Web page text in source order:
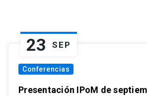
23 SEP
Conferencias
Presentación IPoM de